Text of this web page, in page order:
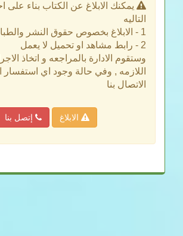
يمكنك الابلاغ عن الكتاب بناء على
التاليه
1 - الابلاغ بخصوص حقوق النشر والطباعه
2 - رابط مشاهد او تحميل لا يعمل
وستقوم الادارة بالمراجعه و اتخاذ
اللازمه , وفي حالة وجود اي استفسار
الاتصال بنا
الابلاغ إتصل بنا